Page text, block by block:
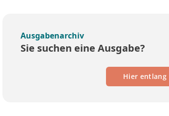
Ausgabenarchiv
Sie suchen eine Ausgabe?
Hier entlang